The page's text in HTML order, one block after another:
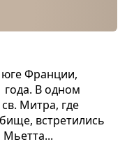
юге Фран­ции,
года. В одном
Митра, где
встре­ти­лись